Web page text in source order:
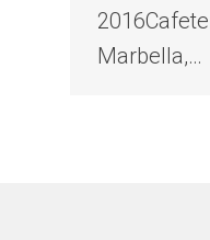
Marbella,…